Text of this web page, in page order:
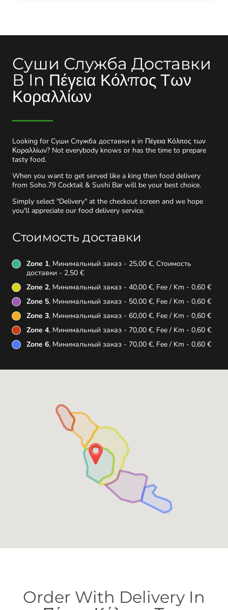
Суши Служба Доставки
В In Πέγεια Κόλπος Των
Κοραλλίων
Looking for Суши Служба доставки в in Πέγεια Κόλπος των
Κοραλλίων? Not everybody knows or has the time to prepare
tasty food.
When you want to get served like a king then food delivery
from Soho.79 Cocktail & Sushi Bar will be your best choice.
Simply select "Delivery" at the checkout screen and we hope
you'll appreciate our food delivery service.
Стоимость доставки
Zone 1, Минимальный заказ - 25,00 €, Стоимость
доставки - 2,50 €
Zone 2, Минимальный заказ - 40,00 €, Fee / Km - 0,60 €
Zone 5, Минимальный заказ - 50,00 €, Fee / Km - 0,60 €
Zone 3, Минимальный заказ - 60,00 €, Fee / Km - 0,60 €
Zone 4, Минимальный заказ - 70,00 €, Fee / Km - 0,60 €
Zone 6, Минимальный заказ - 70,00 €, Fee / Km - 0,60 €
Order With Delivery In